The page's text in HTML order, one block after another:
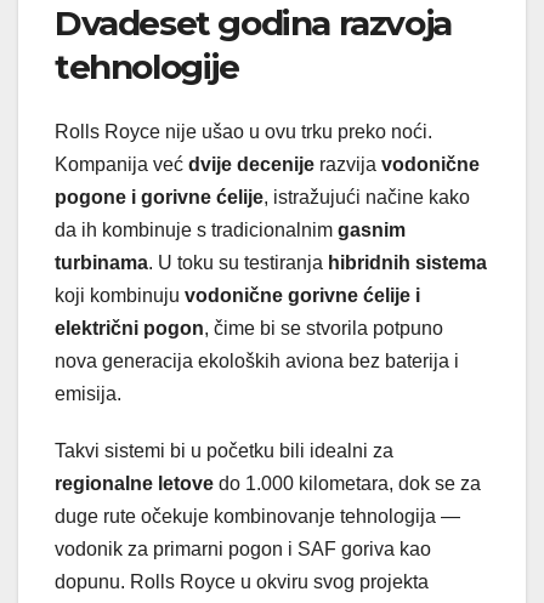
Dvadeset godina razvoja
tehnologije
Rolls Royce nije ušao u ovu trku preko noći.
Kompanija već dvije decenije razvija vodonične
pogone i gorivne ćelije, istražujući načine kako
da ih kombinuje s tradicionalnim gasnim
turbinama. U toku su testiranja hibridnih sistema
koji kombinuju vodonične gorivne ćelije i
električni pogon, čime bi se stvorila potpuno
nova generacija ekoloških aviona bez baterija i
emisija.
Takvi sistemi bi u početku bili idealni za
regionalne letove do 1.000 kilometara, dok se za
duge rute očekuje kombinovanje tehnologija —
vodonik za primarni pogon i SAF goriva kao
dopunu. Rolls Royce u okviru svog projekta